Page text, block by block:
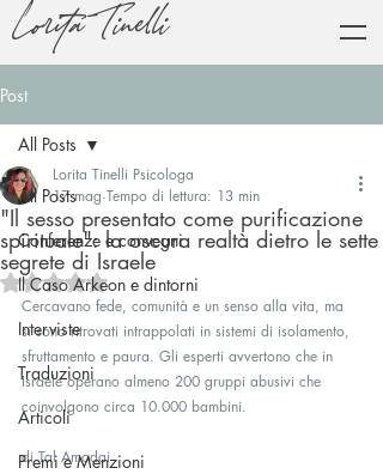
Lorita Tinelli
Post
All Posts
Conferenze e convegni
Il Caso Arkeon e dintorni
Interviste
Traduzioni
Articoli
Premi e Menzioni
All Posts
"Il sesso presentato come purificazione
spirituale": la oscura realtà dietro le sette
segrete di Israele
Lorita Tinelli Psicologa
17 mag Tempo di lettura: 13 min
Valutazione NaN stelle su 5.
Cercavano fede, comunità e un senso alla vita, ma
si sono ritrovati intrappolati in sistemi di isolamento,
sfruttamento e paura. Gli esperti avvertono che in
Israele operano almeno 200 gruppi abusivi che
coinvolgono circa 10.000 bambini.
di Tal Amodai